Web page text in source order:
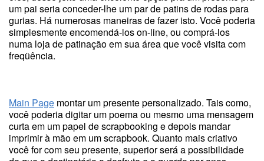
um pai seria conceder-lhe um par de patins de rodas para
gurias. Há numerosas maneiras de fazer isto. Você poderia
simplesmente encomendá-los on-line, ou comprá-los
numa loja de patinação em sua área que você visita com
freqüência.
Main Page montar um presente personalizado. Tais como,
você poderia digitar um poema ou mesmo uma mensagem
curta em um papel de scrapbooking e depois mandar
imprimir à mão em um scrapbook. Quanto mais criativo
você for com seu presente, superior será a possibilidade